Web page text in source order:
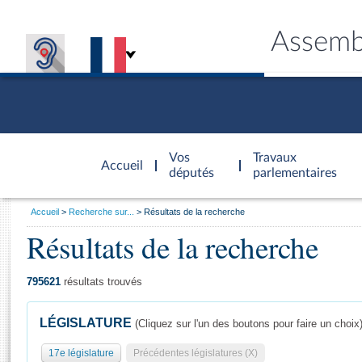
Accueil
d'accueil
Vos
députés
Travaux
parlementaires
Général
Vous
Accueil Recherche sur... Résultats de la recherche
Résultats de la recherche
795621 résultats trouvés
LÉGISLATURE (Cliquez sur l'un des boutons pour faire un choix)
17e législature Précédentes législatures (X)